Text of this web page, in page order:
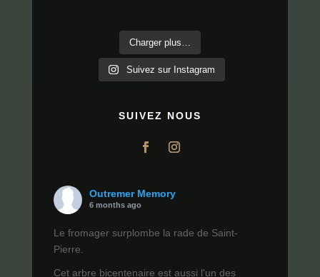
Charger plus…
Suivez sur Instagram
SUIVEZ NOUS
Outremer Memory
6 months ago
Le fromager surplombe la rade de Saint-
Pierre.
Cet arbre bicentenaire est aussi l'un des